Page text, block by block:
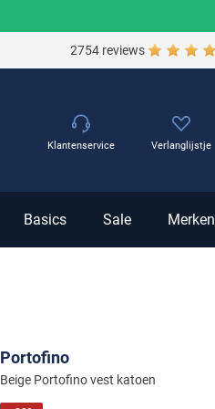
2754 reviews
Basics Sale Merken
Klantenservice Verlanglijstje
Portofino
Beige Portofino vest katoen